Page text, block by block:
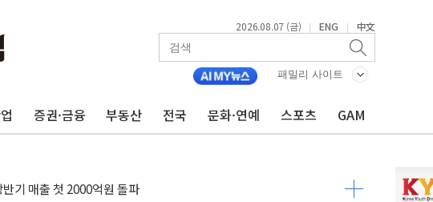
2026.08.07 (금) | ENG | 中文
패밀리 사이트
증권·금융 부동산 전국 문화·연예 스포츠 GAM
단지 지정 준비 본격화…'AI 데이터 기반 메디테크 혁신허브' 구상
포 생태탐방로 출입 통제
산불 진화 중...진화헬기 3대 투입
근 전 사단장 항소심도 징역 3년
력에 4000억 금융 지원